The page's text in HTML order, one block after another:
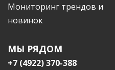
Мониторинг трендов и
новинок
МЫ РЯДОМ
+7 (4922) 370-388